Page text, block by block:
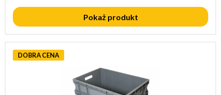
Pokaż produkt
DOBRA CENA